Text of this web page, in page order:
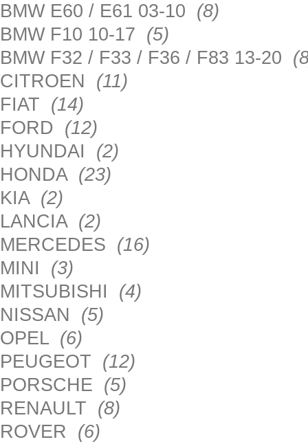
BMW E60 / E61 03-10 (8)
BMW F10 10-17 (5)
BMW F32 / F33 / F36 / F83 13-20
CITROEN (11)
FIAT (14)
FORD (12)
HYUNDAI (2)
HONDA (23)
KIA (2)
LANCIA (2)
MERCEDES (16)
MINI (3)
MITSUBISHI (4)
NISSAN (5)
OPEL (6)
PEUGEOT (12)
PORSCHE (5)
RENAULT (8)
ROVER (6)